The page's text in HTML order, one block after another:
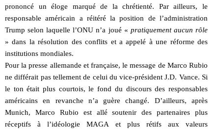
prononcé un éloge marqué de la chrétienté. Par ailleurs, le
responsable américain a réitéré la position de l’administration
Trump selon laquelle l’ONU n’a joué « pratiquement aucun rôle
» dans la résolution des conflits et a appelé à une réforme des
institutions mondiales.
Pour la presse allemande et française, le message de Marco Rubio
ne différait pas tellement de celui du vice-président J.D. Vance. Si
le ton était plus courtois, le fond du discours des responsables
américains en revanche n’a guère changé. D’ailleurs, après
Munich, Marco Rubio est allé soutenir des partenaires plus
réceptifs à l’idéologie MAGA et plus rétifs aux valeurs